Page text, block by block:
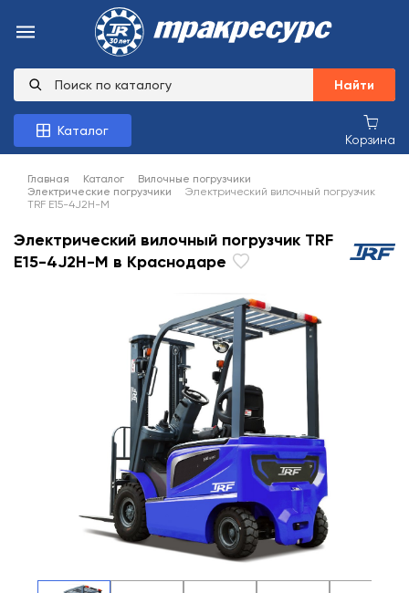
Найти
Каталог
Корзина
Главная Каталог
Вилочные погрузчики
Электрические погрузчики
Электрический вилочный погрузчик
TRF E15-4J2H-M
Электрический вилочный погрузчик TRF
E15-4J2H-M в Краснодаре